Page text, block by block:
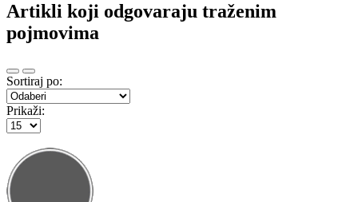
Artikli koji odgovaraju traženim
pojmovima
Sortiraj po:
Prikaži: